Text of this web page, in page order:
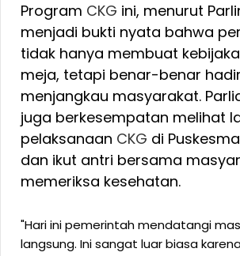
Program CKG ini, menurut
menjadi bukti nyata bahwa
tidak hanya membuat
meja, tetapi benar-benar
menjangkau masyarakat.
juga berkesempatan melihat
pelaksanaan CKG di
dan ikut antri bersama
memeriksa kesehatan.
"Hari ini pemerintah mendatangi
langsung. Ini sangat luar biasa